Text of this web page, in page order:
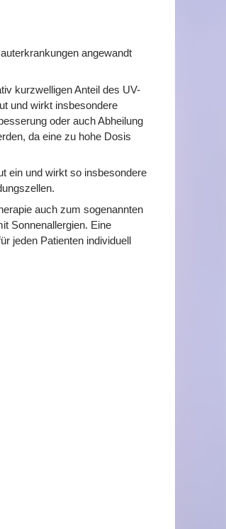
angewandt
kurzwelligen Anteil des UV-
und wirkt insbesondere
oder auch Abheilung
da eine zu hohe Dosis
ein und wirkt so insbesondere
auch zum sogenannten
Sonnenallergien. Eine
jeden Patienten individuell